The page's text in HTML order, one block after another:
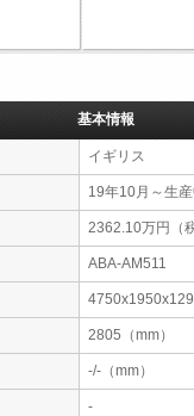
基本情報
イギリス
19年10月～生
2362.10万円（
ABA-AM511
2805（mm）
-/-（mm）
-